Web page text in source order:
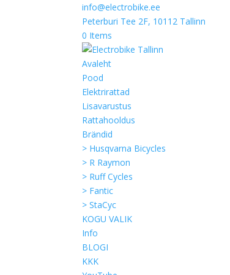
info@electrobike.ee
Peterburi Tee 2F, 10112 Tallinn
0 Items
Avaleht
Pood
Elektrirattad
Lisavarustus
Rattahooldus
Brändid
> Husqvarna Bicycles
> R Raymon
> Ruff Cycles
> Fantic
> StaCyc
KOGU VALIK
Info
BLOGI
KKK